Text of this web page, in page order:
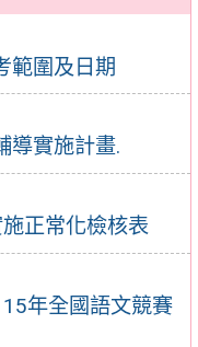
範圍及日期
導實施計畫.
正常化檢核表
年全國語文競賽